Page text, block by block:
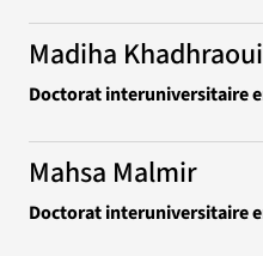
Madiha Khadhraoui
Doctorat interuniversitaire
Mahsa Malmir
Doctorat interuniversitaire